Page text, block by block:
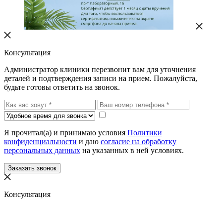
Консультация
Администратор клиники перезвонит вам для уточнения
деталей и подтверждения записи на прием. Пожалуйста,
будьте готовы ответить на звонок.
Я прочитал(а) и принимаю условия Политики
конфиденциальности и даю согласие на обработку
персональных данных на указанных в ней условиях.
Заказать звонок
Консультация